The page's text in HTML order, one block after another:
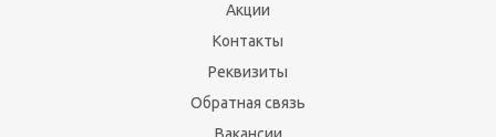
Акции
Контакты
Реквизиты
Обратная связь